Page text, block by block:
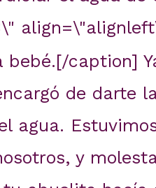
caption]
de darte
agua.
y